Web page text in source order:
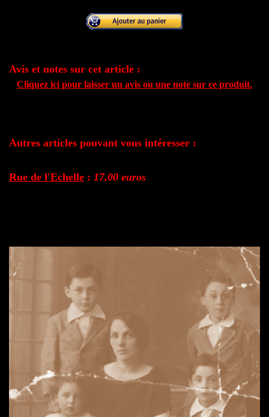
Avis et notes sur cet article :
Cliquez ici pour laisser un avis ou une note sur ce produit.
Autres articles pouvant vous intéresser :
Rue de l'Echelle : 17,00 euros